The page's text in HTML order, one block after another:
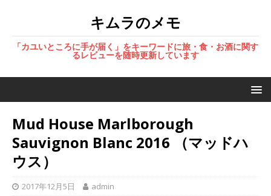
キムラのメモ
「カユいところに手が届く」をキーワードに旅・食・お酒に関す
るレビューを随時更新しています
Mud House Marlborough
Sauvignon Blanc 2016 （マッドハ
ウス）
2017年12月5日 admin